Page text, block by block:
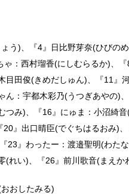
う)、『4』日比野芽奈(ひびの
：西村瑠香(にしむらるか)、
目田俊(きめだしゅん)、『11』
ん：宇都木彩乃(うつぎあやの)
つみ)、『16』にゅま：小沼綺
』出口晴臣(でぐちはるおみ)
23』わったー：渡邉聖明(わた
(れい)、『26』前川歌音(まえ
おしたみる)